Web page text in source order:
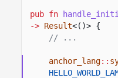
pub fn
-> Result<()> {
// ...
anchor_lang::